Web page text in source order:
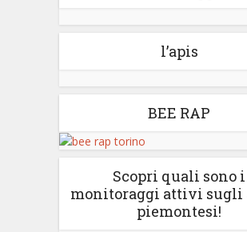
l’apis
BEE RAP
Scopri quali sono i
monitoraggi attivi sugli
piemontesi!